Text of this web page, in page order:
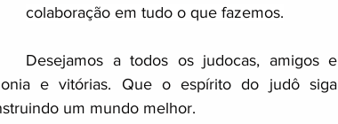
colaboração em tudo o que fazemos.
Desejamos a todos os judocas, amigos e
e vitórias. Que o espírito do judô siga
um mundo melhor.